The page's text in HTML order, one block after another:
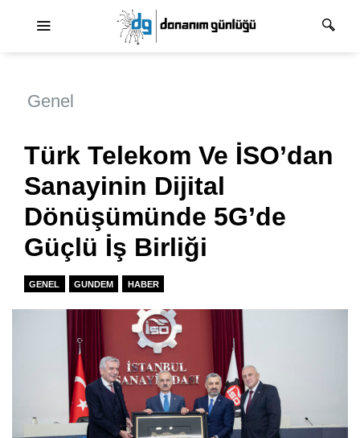
Genel
Türk Telekom Ve İSO’dan
Sanayinin Dijital
Dönüşümünde 5G’de
Güçlü İş Birliği
GENEL GUNDEM HABER